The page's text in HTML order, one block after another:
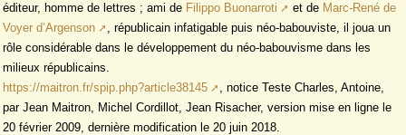
éditeur, homme de lettres ; ami de Filippo Buonarroti et de Marc-René de
Voyer d’Argenson
, républicain infatigable puis néo-babouviste, il joua un
rôle considérable dans le développement du néo-babouvisme dans les
milieux républicains.
https://maitron.fr/spip.php?article38145
, notice Teste Charles, Antoine,
par Jean Maitron, Michel Cordillot, Jean Risacher, version mise en ligne le
20 février 2009, dernière modification le 20 juin 2018.